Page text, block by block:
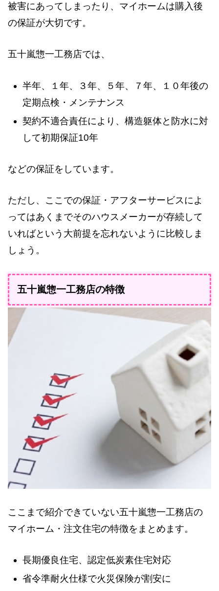
被害にあってしまったり、マイホームは購入後
の保証が大切です。
五十嵐惣一工務店では、
半年、１年、３年、５年、７年、１０年後の
定期点検・メンテナンス
契約不適合責任により、構造躯体と防水に対
して初期保証10年
などの保証をしています。
ただし、ここでの保証・アフターサービスによ
ってはあくまでそのハウスメーカーが存続して
いればという大前提を忘れないように比較しま
しょう。
五十嵐惣一工務店の特徴
ここまで紹介できていない五十嵐惣一工務店の
マイホーム・注文住宅の特徴をまとめます。
長期優良住宅、認定低炭素住宅対応
省令準耐火仕様で火災保険が割安に